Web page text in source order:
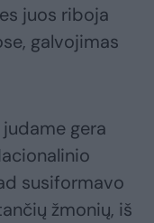
juos riboja
galvojimas
gera
susiformavo
žmonių, iš